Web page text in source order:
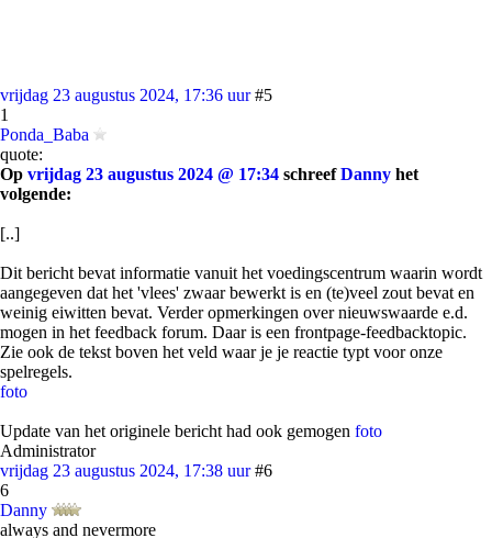
vrijdag 23 augustus 2024, 17:36 uur #5
1
Ponda_Baba
quote:
Op vrijdag 23 augustus 2024 @ 17:34 schreefDanny het
volgende:
[..]
Dit bericht bevat informatie vanuit het voedingscentrum waarin wordt
aangegeven dat het 'vlees' zwaar bewerkt is en (te)veel zout bevat en
weinig eiwitten bevat. Verder opmerkingen over nieuwswaarde e.d.
mogen in het feedback forum. Daar is een frontpage-feedbacktopic.
Zie ook de tekst boven het veld waar je je reactie typt voor onze
spelregels.
foto
Update van het originele bericht had ook gemogen foto
Administrator
vrijdag 23 augustus 2024, 17:38 uur #6
6
Danny
always and nevermore